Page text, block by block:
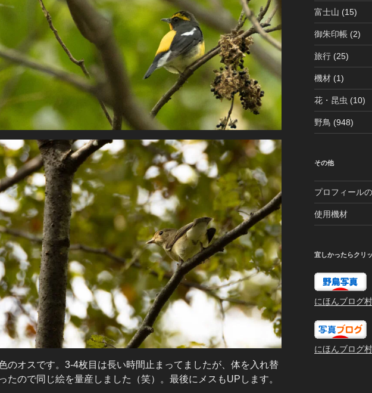
のオスです。3-4枚目は長い時間止まってましたが、体を入れ替
たので同じ絵を量産しました（笑）。最後にメスもUPします。
富士山 (15)
御朱印帳(2)
旅行(25)
機材(1)
花・昆虫 (10)
野鳥 (948)
その他
プロフィール
使用機材
宜しかったらクリ
にほんブログ村
にほんブログ村